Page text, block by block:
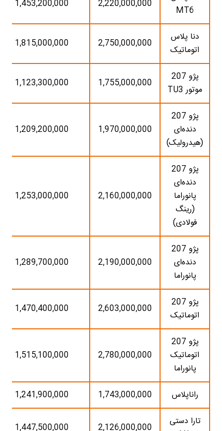
MT6
2,220,000,000
1,453,200,000
دنا پلاس
اتوماتیک
2,750,000,000
1,815,000,000
پژو 207
موتور TU3
1,755,000,000
1,123,300,000
پژو 207
دنده‌ای
(هیدرولیک)
1,970,000,000
1,209,200,000
پژو 207
دنده‌ای
پانوراما
(رینگ
فولادی)
2,160,000,000
1,253,000,000
پژو 207
دنده‌ای
پانوراما
2,190,000,000
1,289,700,000
پژو 207
اتوماتیک
2,603,000,000
1,470,400,000
پژو 207
اتوماتیک
پانوراما
2,780,000,000
1,515,100,000
راناپلاس 1,743,000,000
1,241,900,000
تارا دستی
2,126,000,000
1,447,500,000